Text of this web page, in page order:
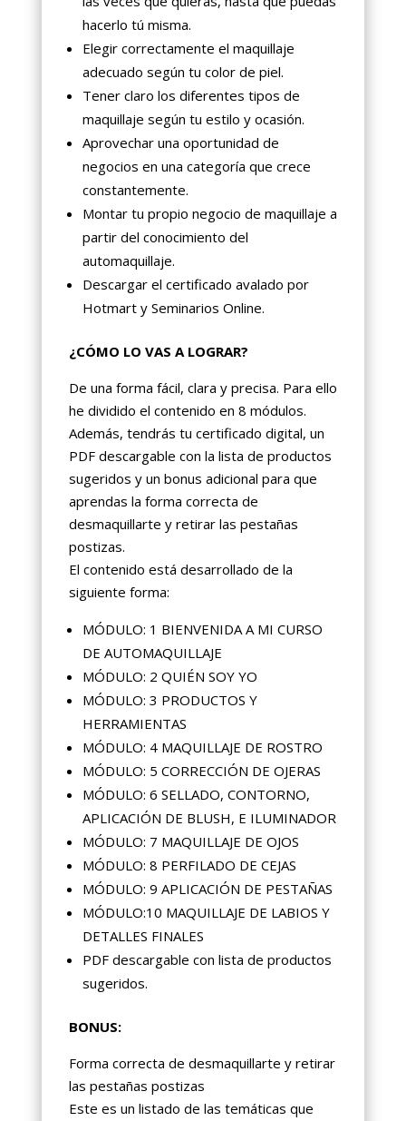
hacerlo tú misma.
Elegir correctamente el maquillaje
adecuado según tu color de piel.
Tener claro los diferentes tipos de
maquillaje según tu estilo y ocasión.
Aprovechar una oportunidad de
negocios en una categoría que crece
constantemente.
Montar tu propio negocio de maquillaje a
partir del conocimiento del
automaquillaje.
Descargar el certificado avalado por
Hotmart y Seminarios Online.
¿CÓMO LO VAS A LOGRAR?
De una forma fácil, clara y precisa. Para ello
he dividido el contenido en 8 módulos.
Además, tendrás tu certificado digital, un
PDF descargable con la lista de productos
sugeridos y un bonus adicional para que
aprendas la forma correcta de
desmaquillarte y retirar las pestañas
postizas.
El contenido está desarrollado de la
siguiente forma:
MÓDULO: 1 BIENVENIDA A MI CURSO
DE AUTOMAQUILLAJE
MÓDULO: 2 QUIÉN SOY YO
MÓDULO: 3 PRODUCTOS Y
HERRAMIENTAS
MÓDULO: 4 MAQUILLAJE DE ROSTRO
MÓDULO: 5 CORRECCIÓN DE OJERAS
MÓDULO: 6 SELLADO, CONTORNO,
APLICACIÓN DE BLUSH, E ILUMINADOR
MÓDULO: 7 MAQUILLAJE DE OJOS
MÓDULO: 8 PERFILADO DE CEJAS
MÓDULO: 9 APLICACIÓN DE PESTAÑAS
MÓDULO:10 MAQUILLAJE DE LABIOS Y
DETALLES FINALES
PDF descargable con lista de productos
sugeridos.
BONUS:
Forma correcta de desmaquillarte y retirar
las pestañas postizas
Este es un listado de las temáticas que